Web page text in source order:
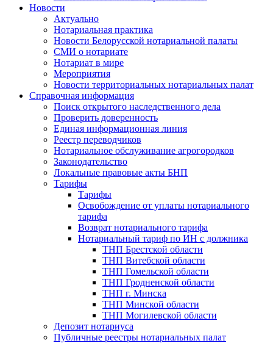
Новости
Актуально
Нотариальная практика
Новости Белорусской нотариальной палаты
СМИ о нотариате
Нотариат в мире
Мероприятия
Новости территориальных нотариальных палат
Справочная информация
Поиск открытого наследственного дела
Проверить доверенность
Единая информационная линия
Реестр переводчиков
Нотариальное обслуживание агрогородков
Законодательство
Локальные правовые акты БНП
Тарифы
Тарифы
Освобождение от уплаты нотариального
тарифа
Возврат нотариального тарифа
Нотариальный тариф по ИН с должника
ТНП Брестской области
ТНП Витебской области
ТНП Гомельской области
ТНП Гродненской области
ТНП г. Минска
ТНП Минской области
ТНП Могилевской области
Депозит нотариуса
Публичные реестры нотариальных палат